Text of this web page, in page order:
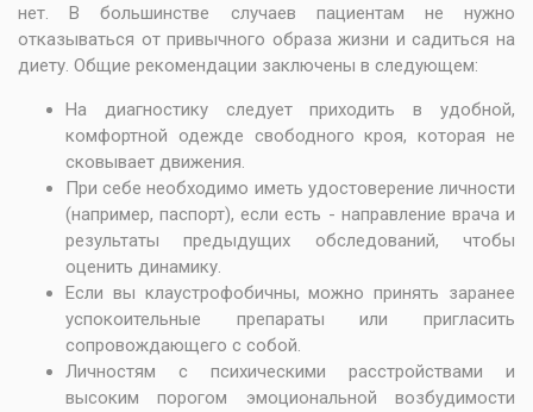
нет. В большинстве случаев пациентам не нужно
отказываться от привычного образа жизни и садиться на
диету. Общие рекомендации заключены в следующем:
На диагностику следует приходить в удобной,
комфортной одежде свободного кроя, которая не
сковывает движения.
При себе необходимо иметь удостоверение личности
(например, паспорт), если есть - направление врача и
результаты предыдущих обследований, чтобы
оценить динамику.
Если вы клаустрофобичны, можно принять заранее
успокоительные препараты или пригласить
сопровождающего с собой.
Личностям с психическими расстройствами и
высоким порогом эмоциональной возбудимости